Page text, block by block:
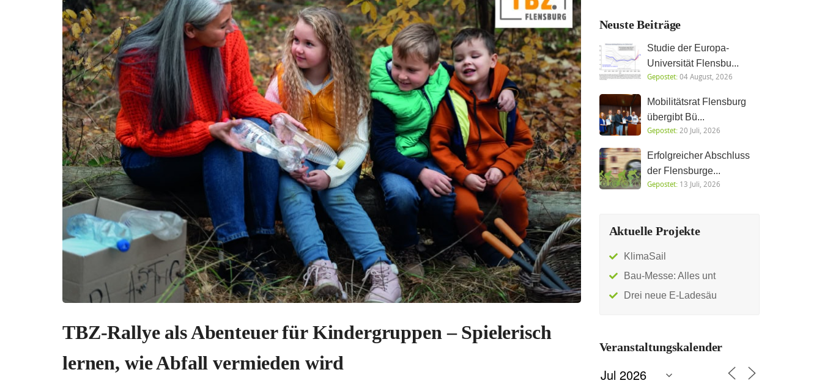
TBZ-Rallye als Abenteuer für Kindergruppen – Spielerisch
lernen, wie Abfall vermieden wird
Neuste Beiträge
Studie der Europa-
Universität Flensbu...
Gepostet:04 August, 2026
Mobilitätsrat Flensburg
übergibt Bü...
Gepostet:20 Juli, 2026
Erfolgreicher Abschluss
der Flensburge...
Gepostet:13 Juli, 2026
Aktuelle Projekte
KlimaSail
Bau-Messe: Alles unt
Drei neue E-Ladesäu
Veranstaltungskalender